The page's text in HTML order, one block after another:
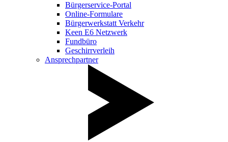
Bürgerservice-Portal
Online-Formulare
Bürgerwerkstatt Verkehr
Keen E6 Netzwerk
Fundbüro
Geschirrverleih
Ansprechpartner